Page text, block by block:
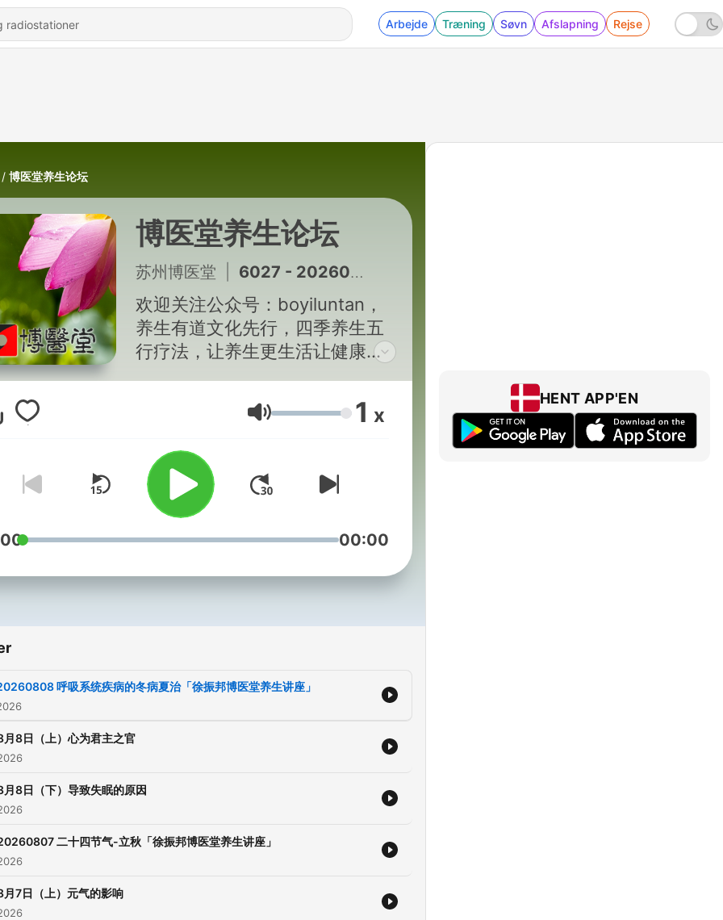
Arbejde Træning Søvn Afslapning Rejse
博医堂养生论坛
博医堂养生论坛
苏州博医堂 6027 - 20260808 呼吸系统疾病的冬病夏治「徐振邦博医堂养生讲座」
欢迎关注公众号：boyiluntan，
养生有道文化先行，四季养生五
行疗法，让养生更生活让健康更
Lydstyrke 1 x
00:00
呼吸系统疾病的冬病夏治「徐振邦博医堂养生讲座」
月8日（上）心为君主之官
月8日（下）导致失眠的原因
二十四节气-立秋「徐振邦博医堂养生讲座」
月7日（上）元气的影响
HENT APP'EN